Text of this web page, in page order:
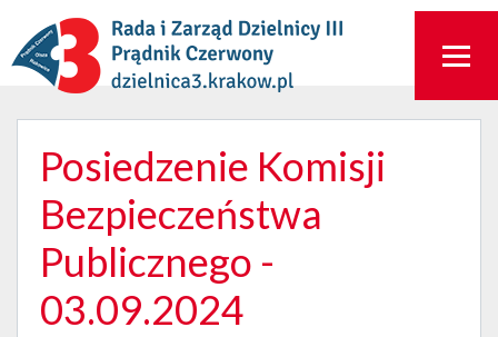
Posiedzenie Komisji
Bezpieczeństwa
Publicznego -
03.09.2024